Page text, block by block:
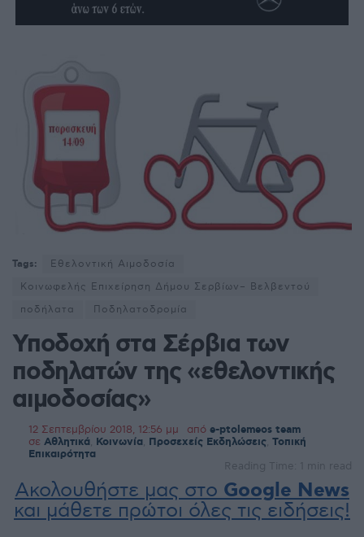
Tags:
Εθελοντική Αιμοδοσία
Κοινωφελής Επιχείρηση Δήμου Σερβίων– Βελβεντού
ποδήλατα
Ποδηλατοδρομία
Υποδοχή στα Σέρβια των
ποδηλατών της «εθελοντικής
αιμοδοσίας»
12 Σεπτεμβρίου 2018, 12:56 μμ από e-ptolemeos team
σε Αθλητικά Κοινωνία Προσεχείς Εκδηλώσεις Τοπική
Επικαιρότητα
Reading Time: 1 min read
Ακολουθήστε μας στο Google News
και μάθετε πρώτοι όλες τις ειδήσεις!